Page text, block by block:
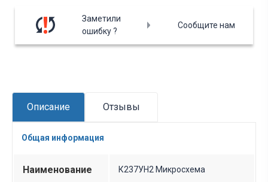
Заметили
ошибку ?
Сообщите нам
Описание Отзывы
Общая информация
Наименование К237УН2 Микросхема